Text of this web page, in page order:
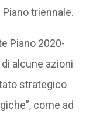
triennale.
Piano 2020-
alcune azioni
strategico
come ad